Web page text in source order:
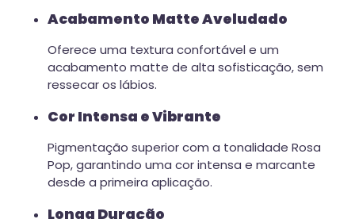
Acabamento Matte Aveludado
Oferece uma textura confortável e um
acabamento matte de alta sofisticação, sem
ressecar os lábios.
Cor Intensa e Vibrante
Pigmentação superior com a tonalidade Rosa
Pop, garantindo uma cor intensa e marcante
desde a primeira aplicação.
Longa Duração